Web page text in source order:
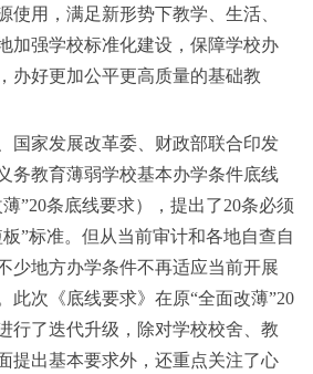
使用，满足新形势下教学、生活、
加强学校标准化建设，保障学校办
办好更加公平更高质量的基础教
家发展改革委、财政部联合印发
务教育薄弱学校基本办学条件底线
”20条底线要求），提出了20条必须
”标准。但从当前审计和各地自查自
少地方办学条件不再适应当前开展
此次《底线要求》在原“全面改薄”20
行了迭代升级，除对学校校舍、教
提出基本要求外，还重点关注了心